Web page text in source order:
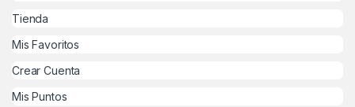
Tienda
Mis Favoritos
Crear Cuenta
Mis Puntos